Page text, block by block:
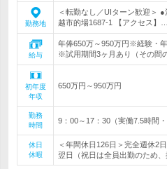
勤務地
＜転勤なし／UIターン歓迎＞
越市的場1687-1 【アクセス】…
給与
年俸650万～950万円※経験・
※試用期間3ヶ月あり（その間
初年度
年収
650万円～950万円
勤務
時間
9：00～17：30（実働7.5時間・
休日
休暇
＜年間休日126日＞完全週休2
翌日（祝日は全員出勤のため